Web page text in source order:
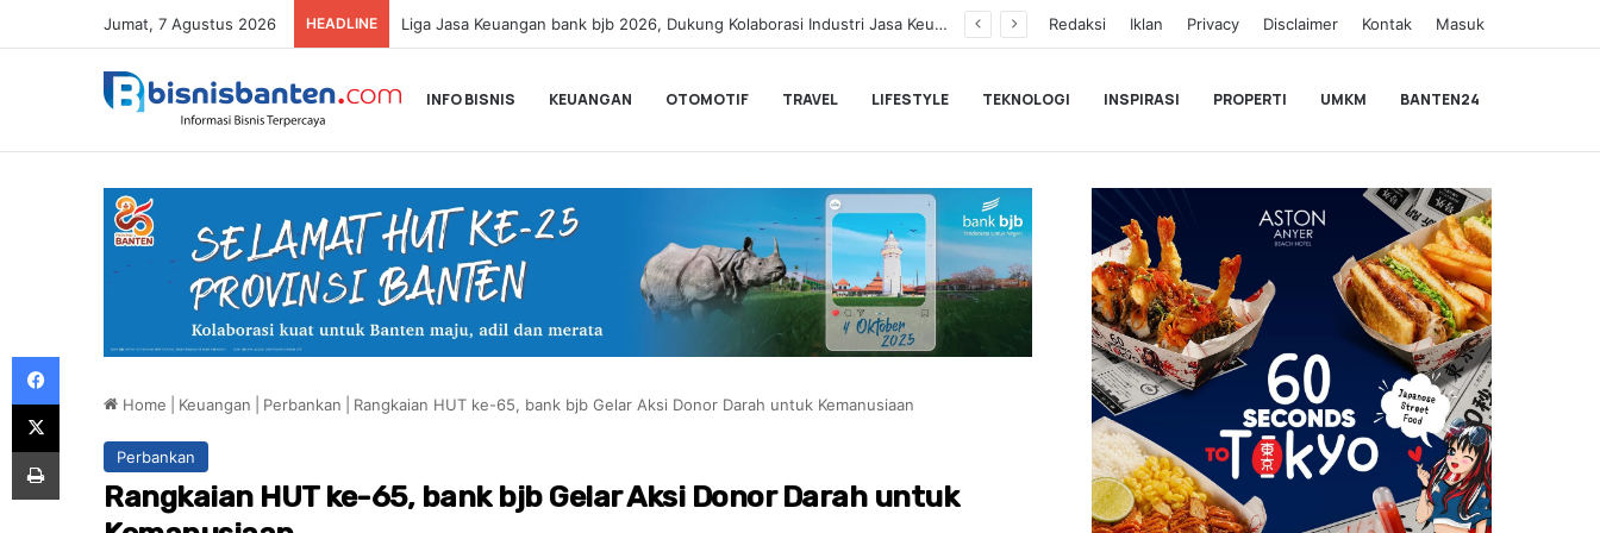
Jumat, 7 Agustus 2026 HEADLINE Dinilai Masih Rendah Saat MTQ, Puluhan Kafilah Kaligrafi Dibekali ke Lemka Sukabumi Redaksi Iklan Privacy Disclaimer Kontak Masuk
INFO BISNIS KEUANGAN OTOMOTIF TRAVEL LIFESTYLE TEKNOLOGI INSPIRASI PROPERTI UMKM BANTEN24
Home Keuangan Perbankan Rangkaian HUT ke-65, bank bjb Gelar Aksi Donor Darah untuk Kemanusiaan
Perbankan
Rangkaian HUT ke-65, bank bjb Gelar Aksi Donor Darah untuk
Facebook